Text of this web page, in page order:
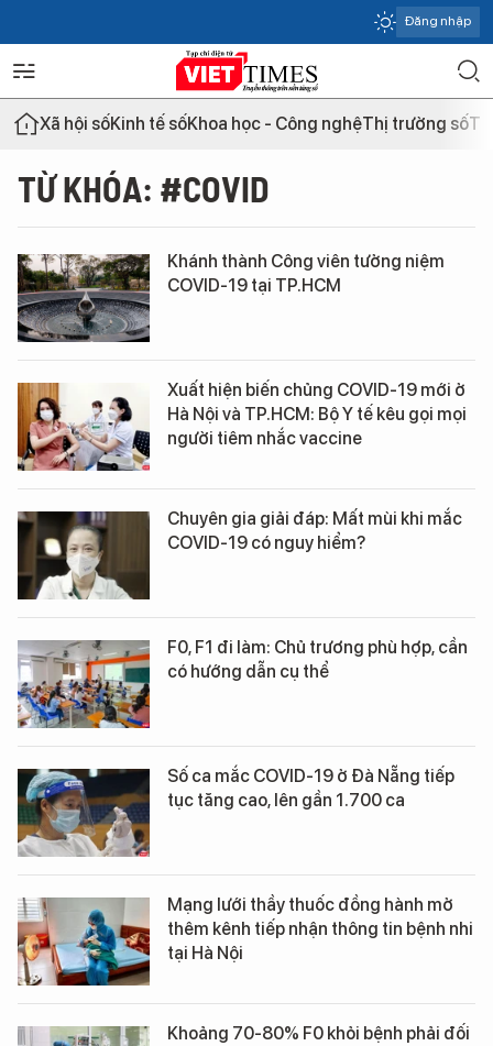
Đăng nhập
Xã hội sốKinh tế sốKhoa học - Công nghệThị trường số
TỪ KHÓA: #COVID
Khánh thành Công viên tưởng niệm
COVID-19 tại TP.HCM
Xuất hiện biến chủng COVID-19 mới ở
Hà Nội và TP.HCM: Bộ Y tế kêu gọi mọi
người tiêm nhắc vaccine
Chuyên gia giải đáp: Mất mùi khi mắc
COVID-19 có nguy hiểm?
F0, F1 đi làm: Chủ trương phù hợp, cần
có hướng dẫn cụ thể
Số ca mắc COVID-19 ở Đà Nẵng tiếp
tục tăng cao, lên gần 1.700 ca
Mạng lưới thầy thuốc đồng hành mở
thêm kênh tiếp nhận thông tin bệnh nhi
tại Hà Nội
Khoảng 70-80% F0 khỏi bệnh phải đối